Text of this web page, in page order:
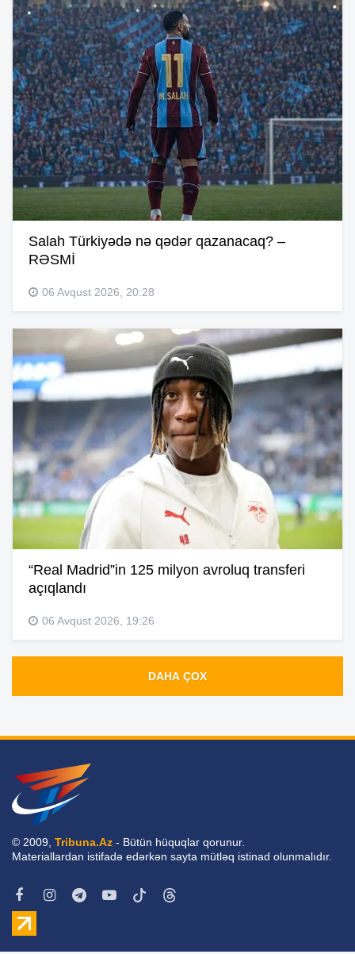
Salah Türkiyədə nə qədər qazanacaq? –
RƏSMİ
06 Avqust 2026, 20:28
“Real Madrid”in 125 milyon avroluq transferi
açıqlandı
06 Avqust 2026, 19:26
DAHA ÇOX
© 2009, Tribuna.Az - Bütün hüquqlar qorunur.
Materiallardan istifadə edərkən sayta mütləq istinad olunmalıdır.